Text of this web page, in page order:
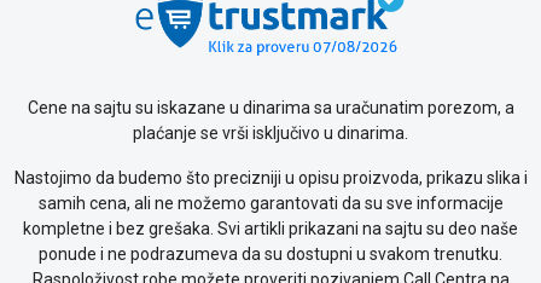
Cene na sajtu su iskazane u dinarima sa uračunatim porezom, a
plaćanje se vrši isključivo u dinarima.
Nastojimo da budemo što precizniji u opisu proizvoda, prikazu slika i
samih cena, ali ne možemo garantovati da su sve informacije
kompletne i bez grešaka. Svi artikli prikazani na sajtu su deo naše
ponude i ne podrazumeva da su dostupni u svakom trenutku.
Raspoloživost robe možete proveriti pozivanjem Call Centra na